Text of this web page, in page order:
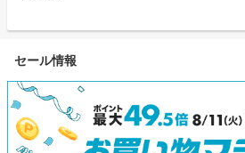
セール情報